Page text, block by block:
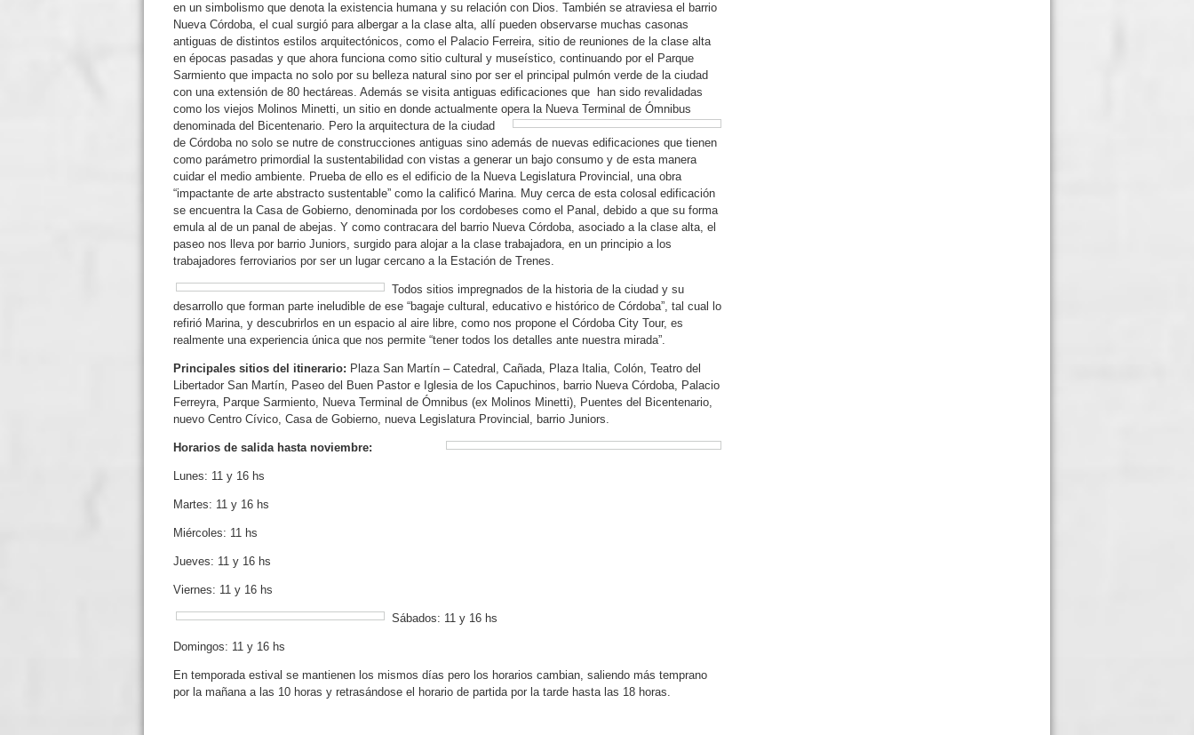
en un simbolismo que denota la existencia humana y su relación con Dios. También se atraviesa el barrio
Nueva Córdoba, el cual surgió para albergar a la clase alta, allí pueden observarse muchas casonas
antiguas de distintos estilos arquitectónicos, como el Palacio Ferreira, sitio de reuniones de la clase alta
en épocas pasadas y que ahora funciona como sitio cultural y museístico, continuando por el Parque
Sarmiento que impacta no solo por su belleza natural sino por ser el principal pulmón verde de la ciudad
con una extensión de 80 hectáreas. Además se visita antiguas edificaciones que han sido revalidadas
como los viejos Molinos Minetti, un sitio en donde actualmente opera la NuevaTerminal de Ómnibus
denominada del Bicentenario. Pero la arquitectura de la ciudad
de Córdoba no solo se nutre de construcciones antiguas sino además de nuevas edificaciones que tienen
como parámetro primordial la sustentabilidad con vistas a generar un bajo consumo y de esta manera
cuidar el medio ambiente. Prueba de ello es el edificio de la Nueva Legislatura Provincial, una obra
“impactante de arte abstracto sustentable” como la calificó Marina. Muy cerca de esta colosal edificación
se encuentra la Casa de Gobierno, denominada por los cordobeses como el Panal, debido a que su forma
emula al de un panal de abejas. Y como contracara del barrio Nueva Córdoba, asociado a la clase alta, el
paseo nos lleva por barrio Juniors, surgido para alojar a la clase trabajadora, en un principio a los
trabajadores ferroviarios por ser un lugar cercano a la Estación de Trenes.
Todos sitios impregnados de la historia de la ciudad y su
desarrollo que forman parte ineludible de ese “bagaje cultural, educativo e histórico de Córdoba”, tal cual lo
refirió Marina, y descubrirlos en un espacio al aire libre, como nos propone el Córdoba City Tour, es
realmente una experiencia única que nos permite “tener todos los detalles ante nuestra mirada”.
Principales sitios del itinerario: Plaza San Martín – Catedral, Cañada, Plaza Italia, Colón, Teatro del
Libertador San Martín, Paseo del Buen Pastor e Iglesia de los Capuchinos, barrio Nueva Córdoba, Palacio
Ferreyra, Parque Sarmiento, Nueva Terminal de Ómnibus (ex Molinos Minetti), Puentes del Bicentenario,
nuevo Centro Cívico, Casa de Gobierno, nueva Legislatura Provincial, barrio Juniors.
Horarios de salida hasta noviembre:
Lunes: 11 y 16 hs
Martes: 11 y 16 hs
Miércoles: 11 hs
Jueves: 11 y 16 hs
Viernes: 11 y 16 hs
Sábados: 11 y 16 hs
Domingos: 11 y 16 hs
En temporada estival se mantienen los mismos días pero los horarios cambian, saliendo más temprano
por la mañana a las 10 horas y retrasándose el horario de partida por la tarde hasta las 18 horas.